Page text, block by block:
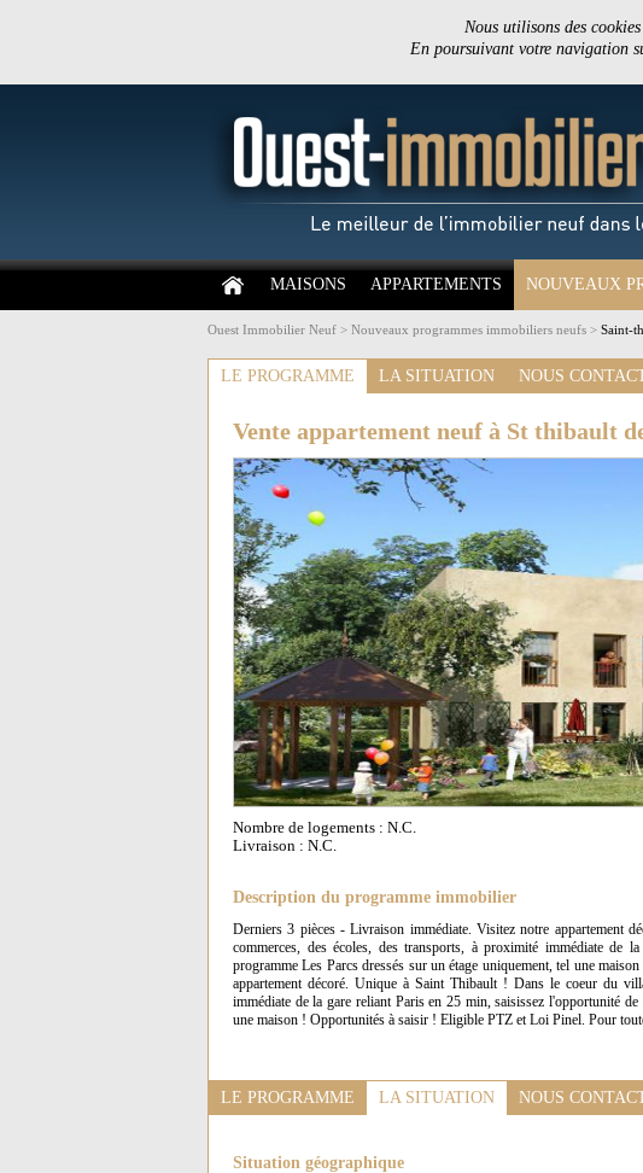
Nous utilisons des
En poursuivant votre navigation
MAISONS APPARTEMENTS NOUVEAUX
Ouest Immobilier Neuf > Nouveaux programmes immobiliers neufs > Saint-
LE PROGRAMME LA SITUATION NOUS
Vente appartement neuf à St thibault
Nombre de logements : N.C.
Livraison : N.C.
Description du programme immobilier
Derniers 3 pièces - Livraison immédiate. Visitez notre appartement
commerces, des écoles, des transports, à proximité immédiate
programme Les Parcs dressés sur un étage uniquement, tel une
appartement décoré. Unique à Saint Thibault ! Dans le coeur du
immédiate de la gare reliant Paris en 25 min, saisissez l'opportunité
une maison ! Opportunités à saisir ! Eligible PTZ et Loi Pinel. Pour
LE PROGRAMME LA SITUATION NOUS
Situation géographique